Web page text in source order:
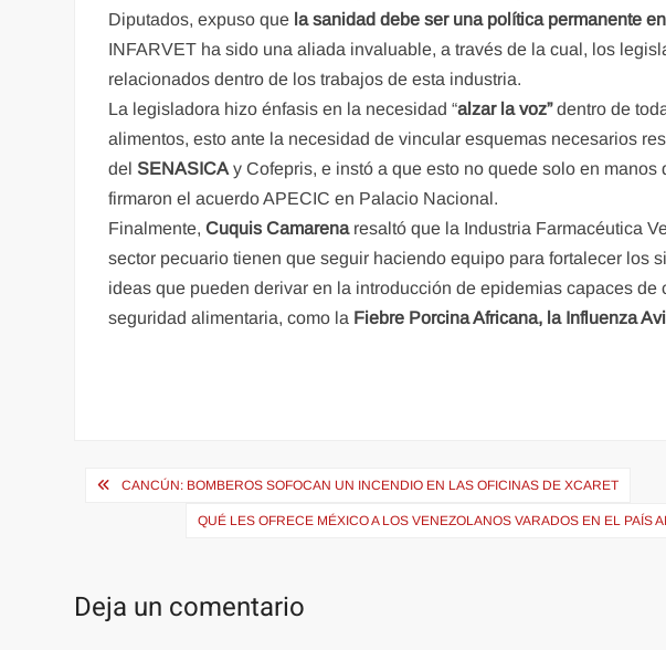
Diputados, expuso que la sanidad debe ser una política permanente
INFARVET ha sido una aliada invaluable, a través de la cual, los
relacionados dentro de los trabajos de esta industria.
La legisladora hizo énfasis en la necesidad “alzar la voz”dentro de
alimentos, esto ante la necesidad de vincular esquemas necesarios
del SENASICA y Cofepris, e instó a que esto no quede solo en
firmaron el acuerdo APECIC en Palacio Nacional.
Finalmente,Cuquis Camarena resaltó que la Industria Farmacéutica
sector pecuario tienen que seguir haciendo equipo para fortalecer los
ideas que pueden derivar en la introducción de epidemias capaces
seguridad alimentaria, como la Fiebre Porcina Africana, la Influenza
Navegación
CANCÚN: BOMBEROS SOFOCAN UN INCENDIO EN LAS OFICINAS DE XCARET
QUÉ LES OFRECE MÉXICO A LOS VENEZOLANOS VARADOS EN EL PAÍS
Deja un comentario